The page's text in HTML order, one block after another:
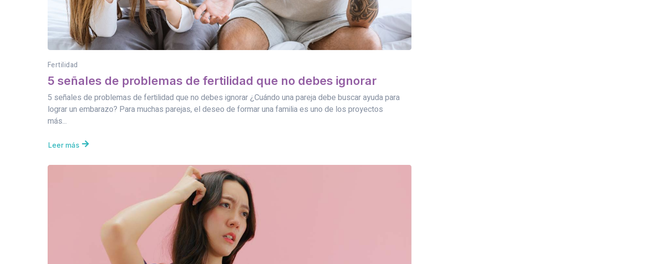
Fertilidad
5 señales de problemas de fertilidad que no debes ignorar
5 señales de problemas de fertilidad que no debes ignorar ¿Cuándo una pareja debe buscar ayuda para
lograr un embarazo? Para muchas parejas, el deseo de formar una familia es uno de los proyectos
más...
Leer más